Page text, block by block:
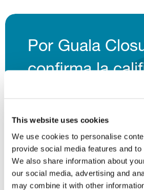
This website uses cookies
We use cookies to personalise
provide social media features and
We also share information about
our social media, advertising and
may combine it with other
Por Guala
confirma la
B en cambio
por parte del
(Carbon
Project)